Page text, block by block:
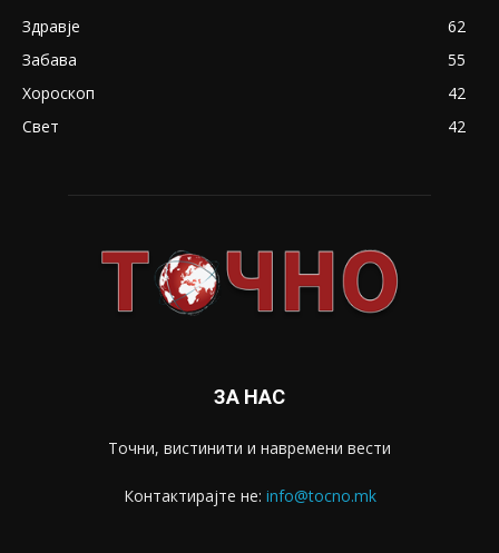
Здравје
62
Забава
55
Хороскоп
42
Свет
42
ЗА НАС
Точни, вистинити и навремени вести
Контактирајте не: info@tocno.mk